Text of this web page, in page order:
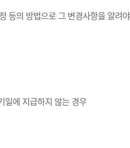
등의 방법으로 그 변경사항을 알려
일에 지급하지 않는 경우